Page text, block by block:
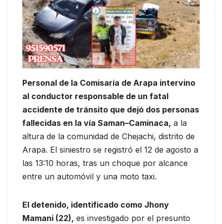
Personal de la Comisaría de Arapa intervino
al conductor responsable de un fatal
accidente de tránsito que dejó dos personas
fallecidas en la vía Saman–Caminaca, a la
altura de la comunidad de Chejachi, distrito de
Arapa. El siniestro se registró el 12 de agosto a
las 13:10 horas, tras un choque por alcance
entre un automóvil y una moto taxi.
El detenido, identificado como Jhony
Mamani (22), es investigado por el presunto